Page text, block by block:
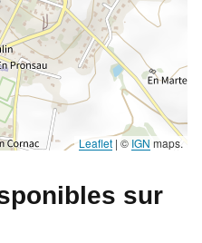
Leaflet | © IGN maps.
sur